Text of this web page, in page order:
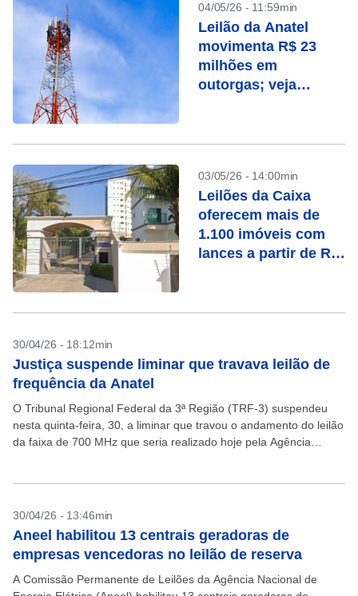
04/05/26 - 11:59min
Leilão da Anatel
movimenta R$ 23
milhões em
outorgas; veja
03/05/26 - 14:00min
Leilões da Caixa
oferecem mais de
1.100 imóveis com
lances a partir de R$
30/04/26 - 18:12min
Justiça suspende liminar que travava leilão de
frequência da Anatel
O Tribunal Regional Federal da 3ª Região (TRF-3) suspendeu
nesta quinta-feira, 30, a liminar que travou o andamento do leilão
da faixa de 700 MHz que seria realizado hoje pela Agência
30/04/26 - 13:46min
Aneel habilitou 13 centrais geradoras de
empresas vencedoras no leilão de reserva
A Comissão Permanente de Leilões da Agência Nacional de